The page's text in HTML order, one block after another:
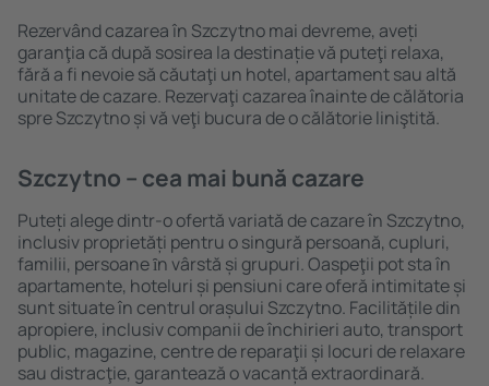
Rezervând cazarea în Szczytno mai devreme, aveți
garanţia că după sosirea la destinație vă puteţi relaxa,
fără a fi nevoie să căutaţi un hotel, apartament sau altă
unitate de cazare. Rezervaţi cazarea înainte de călătoria
spre Szczytno și vă veţi bucura de o călătorie liniştită.
Szczytno – cea mai bună cazare
Puteți alege dintr-o ofertă variată de cazare în Szczytno,
inclusiv proprietăți pentru o singură persoană, cupluri,
familii, persoane ȋn vârstă și grupuri. Oaspeţii pot sta în
apartamente, hoteluri și pensiuni care oferă intimitate și
sunt situate în centrul orașului Szczytno. Facilitățile din
apropiere, inclusiv companii de închirieri auto, transport
public, magazine, centre de reparaţii și locuri de relaxare
sau distracţie, garantează o vacanță extraordinară.